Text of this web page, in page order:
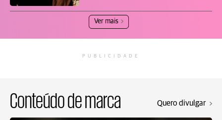
Ver mais
PUBLICIDADE
Conteúdo de marca Quero divulgar